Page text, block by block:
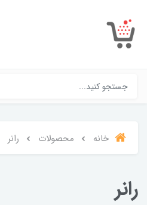
خانه محصولات رانر
رانر